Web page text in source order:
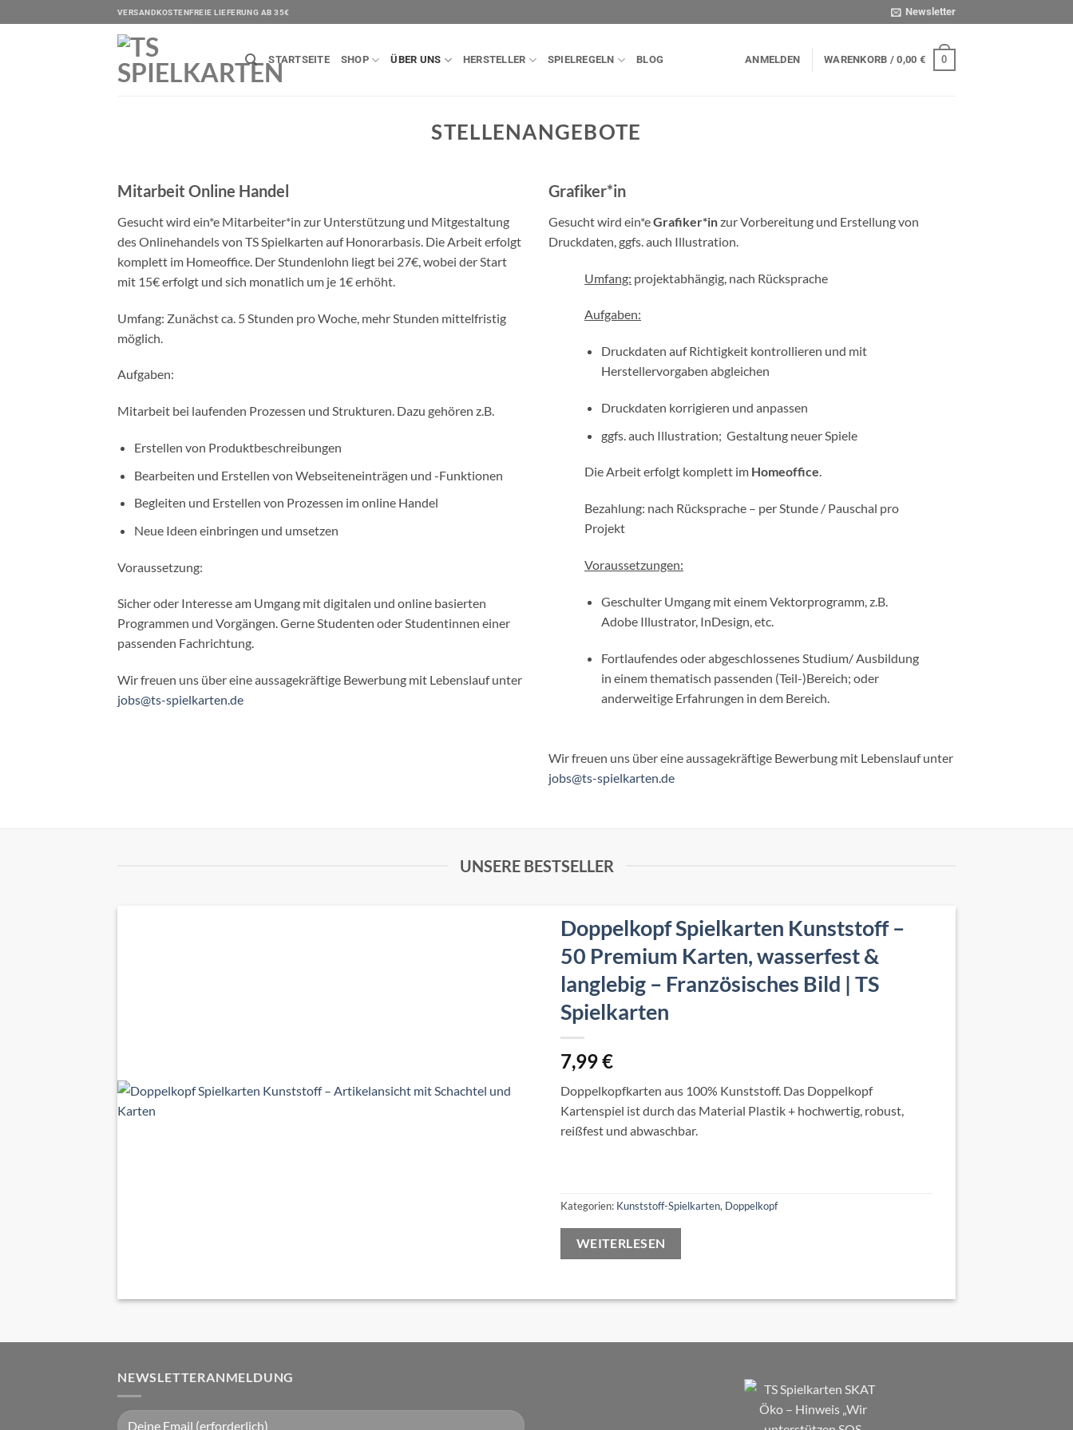
Inhalt
VERSANDKOSTENFREIE LIEFERUNG AB 35€ Newsletter
STARTSEITE SHOP ÜBER UNS HERSTELLER SPIELREGELN BLOG ANMELDEN WARENKORB /0,00 € 0
STELLENANGEBOTE
Mitarbeit Online Handel
Gesucht wird ein*e Mitarbeiter*in zur Unterstützung und Mitgestaltung
des Onlinehandels von TS Spielkarten auf Honorarbasis. Die Arbeit erfolgt
komplett im Homeoffice. Der Stundenlohn liegt bei 27€, wobei der Start
mit 15€ erfolgt und sich monatlich um je 1€ erhöht.
Umfang: Zunächst ca. 5 Stunden pro Woche, mehr Stunden mittelfristig
möglich.
Aufgaben:
Mitarbeit bei laufenden Prozessen und Strukturen. Dazu gehören z.B.
Erstellen von Produktbeschreibungen
Bearbeiten und Erstellen von Webseiteneinträgen und -Funktionen
Begleiten und Erstellen von Prozessen im online Handel
Neue Ideen einbringen und umsetzen
Voraussetzung:
Sicher oder Interesse am Umgang mit digitalen und online basierten
Programmen und Vorgängen. Gerne Studenten oder Studentinnen einer
passenden Fachrichtung.
Wir freuen uns über eine aussagekräftige Bewerbung mit Lebenslauf unter
jobs@ts-spielkarten.de
Grafiker*in
Gesucht wird ein*eGrafiker*inzur Vorbereitung und Erstellung von
Druckdaten, ggfs. auch Illustration.
Umfang: projektabhängig, nach Rücksprache
Aufgaben:
Druckdaten auf Richtigkeit kontrollieren und mit
Herstellervorgaben abgleichen
Druckdaten korrigieren und anpassen
ggfs. auch Illustration; Gestaltung neuer Spiele
Die Arbeit erfolgt komplett im Homeoffice.
Bezahlung: nach Rücksprache – per Stunde / Pauschal pro
Projekt
Voraussetzungen:
Geschulter Umgang mit einem Vektorprogramm, z.B.
Adobe Illustrator, InDesign, etc.
Fortlaufendes oder abgeschlossenes Studium/ Ausbildung
in einem thematisch passenden (Teil-)Bereich; oder
anderweitige Erfahrungen in dem Bereich.
Wir freuen uns über eine aussagekräftige Bewerbung mit Lebenslauf unter
jobs@ts-spielkarten.de
UNSERE BESTSELLER
Doppelkopf Spielkarten Kunststoff –
50 Premium Karten, wasserfest &
langlebig – Französisches Bild | TS
Spielkarten
7,99€
Doppelkopfkarten aus 100% Kunststoff. Das Doppelkopf
Kartenspiel ist durch das Material Plastik + hochwertig, robust,
reißfest und abwaschbar.
Kategorien: Kunststoff-Spielkarten, Doppelkopf
WEITERLESEN
NEWSLETTERANMELDUNG